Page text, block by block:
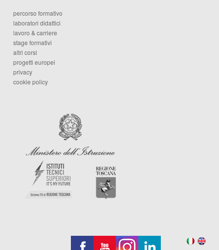
percorso formativo
laboratori didattici
lavoro & carriere
stage formativi
altri corsi
progetti europei
privacy
cookie policy